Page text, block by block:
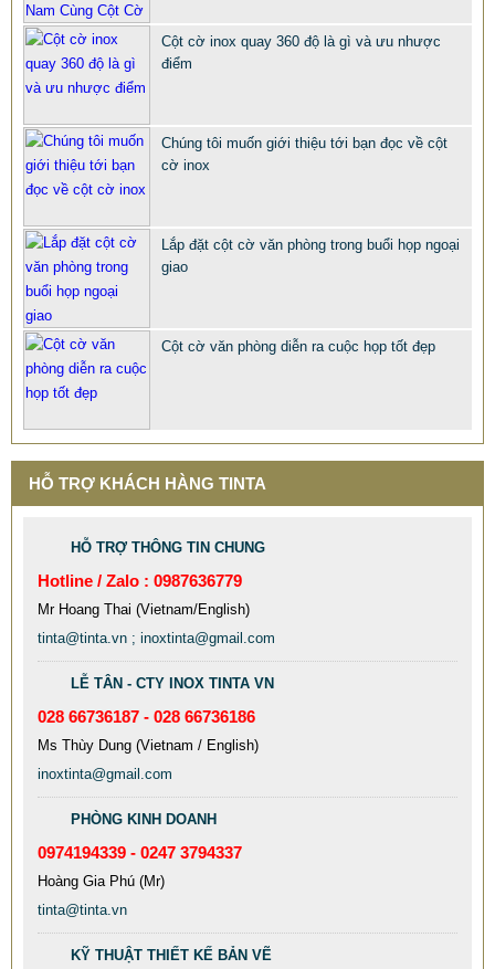
QUÀ TẶNG Ý NGHĨA CHO SẾP – ĐỘC LẠ, SANG TRỌNG -
2.968.680 VNĐ2.986.860 VNĐ
Mẫu: QUA TANG Y NGHIA CHO SEP
MẪU XE ĐẨY INOX ĐẸP GIÁ RẺ - XE ĐẨY HÀNH LÝ SÂN
BAY TẠI TPHCM THƯƠNG HIỆU TINTA
9.577.900 VNĐ
Mẫu: MAU XE DAY INOX 304 GIA RE
Cột cờ inox quay 360 độ là gì và ưu nhược
điểm
Chúng tôi muốn giới thiệu tới bạn đọc về cột
cờ inox
Lắp đặt cột cờ văn phòng trong buổi họp ngoại
giao
Cột cờ văn phòng diễn ra cuộc họp tốt đẹp
HỖ TRỢ KHÁCH HÀNG TINTA
HỖ TRỢ THÔNG TIN CHUNG
Hotline / Zalo : 0987636779
Mr Hoang Thai (Vietnam/English)
tinta@tinta.vn ; inoxtinta@gmail.com
LỄ TÂN - CTY INOX TINTA VN
028 66736187 - 028 66736186
Ms Thùy Dung (Vietnam / English)
inoxtinta@gmail.com
PHÒNG KINH DOANH
0974194339 - 0247 3794337
Hoàng Gia Phú (Mr)
tinta@tinta.vn
KỸ THUẬT THIẾT KẾ BẢN VẼ